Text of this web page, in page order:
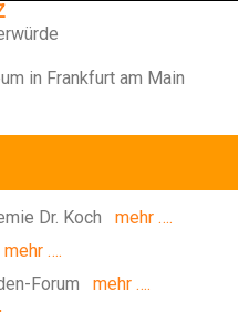
in Frankfurt am Main
Dr. Koch mehr ….
mehr ….
Forum mehr ….